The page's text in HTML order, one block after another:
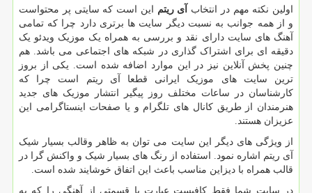
اولین نکته مهم در انتخاب
آی ریتم این است که سایتی پر محتواست
و از همه جوانب به نسبت دیگر سایت ها برتری دارد چرا که تمامی
آهنگ های سایت دارای نقد و بررسی به همراه یک موزیک ویدئو یک
دقیقه ای برای اشتراک گذاری در شبکه های اجتماعی می باشد. هم
چنین پخش آنلاین نیز در این موارد اضافه شده است. یکی از بروز
ترین سایت های موزیک ایرانی قطعا آی ریتم است چرا که
کارشناسان در ساعات مختلف روز پیگیر انتشار موزیک های جدید
هنرمندان از طریق کانال های تلگرام و یا صفحات اینستاگرامی این
عزیزان هستند.
از ویژگی های دیگر این سایت می توان به ظاهر وقالب بسیار شیک
آی ریتم اشاره نمود. استفاده از رنگ های بسیار شیک و واکنش گرا در
قالب همراه با دیزاین مناسب باعث این اتفاق خوشایند شده است.
در سایت شما فقط کافیست عبارت یا قسمتی از آهنگی را که به